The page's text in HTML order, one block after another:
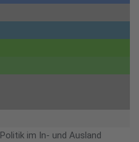
Politik im In- und Ausland